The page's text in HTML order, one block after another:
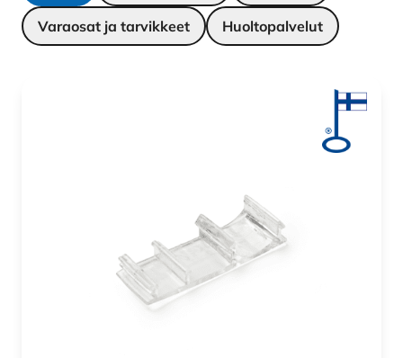
Varaosat ja tarvikkeet Huoltopalvelut